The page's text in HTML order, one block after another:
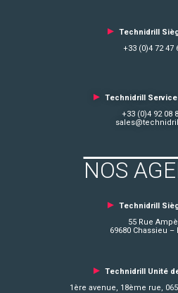
► Technidrill
+33 (0)4 72 47
► Technidrill
+33 (0)4 92 08
NOS
► Technidrill
55 Rue
69680 Chassieu –
► Technidrill Unité
1ère avenue, 18ème rue,